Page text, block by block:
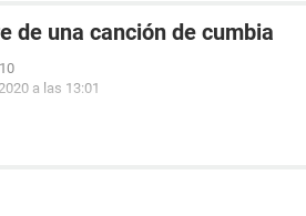
de una canción de cumbia
a las 13:01